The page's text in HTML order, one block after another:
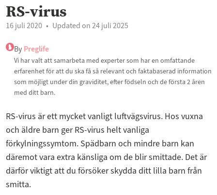
RS-virus
16 juli 2020 Updated on 24 juli 2025
By Preglife
Vi har valt att samarbeta med experter som har en omfattande
erfarenhet för att du ska få så relevant och faktabaserad information
som möjligt under din graviditet, efter födseln och de första 2 åren
med ditt barn.
RS-virus är ett mycket vanligt luftvägsvirus. Hos vuxna
och äldre barn ger RS-virus helt vanliga
förkylningssymtom. Spädbarn och mindre barn kan
däremot vara extra känsliga om de blir smittade. Det är
därför viktigt att du försöker skydda ditt lilla barn från
smitta.